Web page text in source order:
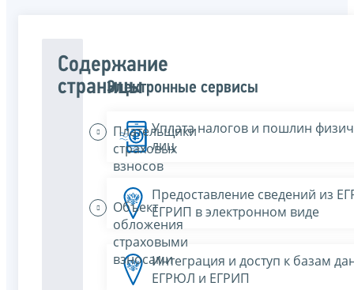
Содержание
страницы
Плательщики
страховых
взносов
Объект
обложения
страховыми
взносами
Электронные сервисы
Уплата налогов и пошлин
лиц
Предоставление сведений из
ЕГРИП в электронном виде
Интеграция и доступ к базам
ЕГРЮЛ и ЕГРИП